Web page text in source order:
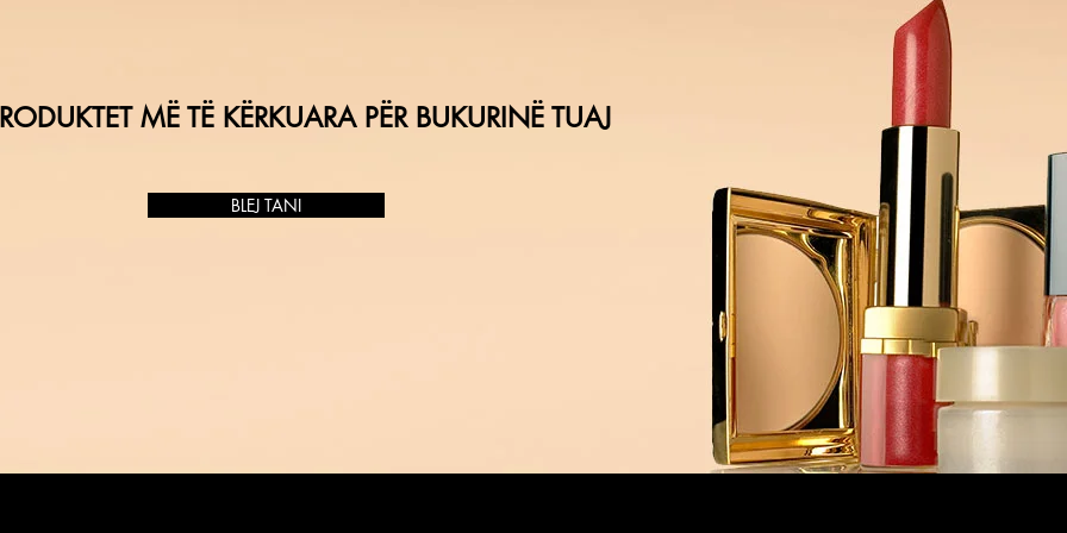
MË TË KËRKUARA PËR BUKURINË TUAJ
BLEJ TANI